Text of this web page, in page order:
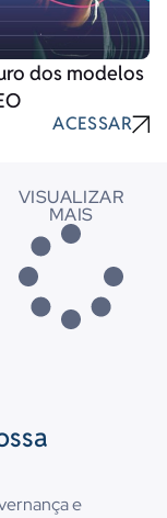
dos modelos
ACESSAR
VISUALIZAR
MAIS
e